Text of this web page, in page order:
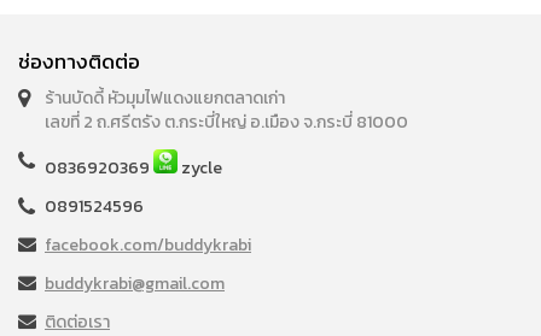
ช่องทางติดต่อ
ร้านบัดดี้ หัวมุมไฟแดงแยกตลาดเก่า
เลขที่ 2 ถ.ศรีตรัง ต.กระบี่ใหญ่ อ.เมือง จ.กระบี่ 81000
0836920369
zycle
0891524596
facebook.com/buddykrabi
buddykrabi@gmail.com
ติดต่อเรา